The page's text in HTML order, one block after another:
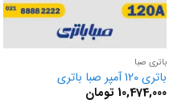
باتری صبا
باتری 120 آمپر صبا باتری
10,474,000 تومان